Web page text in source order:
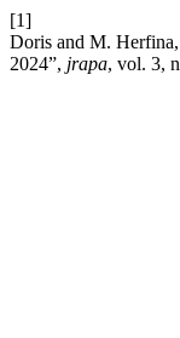
[1]
Doris and M.
2024”, jrapa, vol. 3,